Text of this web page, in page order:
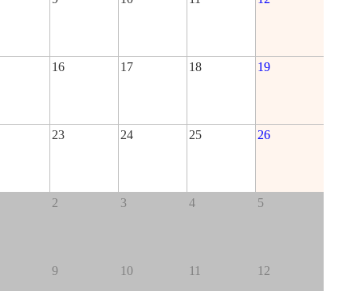
16 17 18 19
23 24 25 26
2 3 4 5
9 10 11 12